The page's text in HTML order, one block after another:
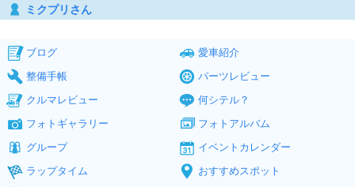
ミクプリさん
ブログ
愛車紹介
整備手帳
パーツレビュー
クルマレビュー
何シテル？
フォトギャラリー
フォトアルバム
グループ
イベントカレンダー
ラップタイム
おすすめスポット